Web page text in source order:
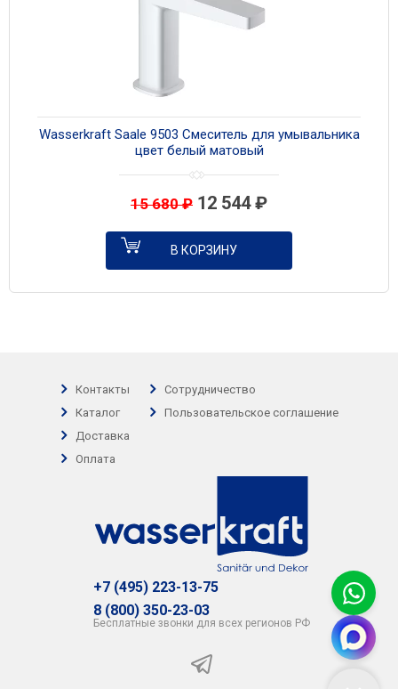
Wasserkraft Saale 9503 Смеситель для умывальника
цвет белый матовый
15 680₽ 12 544₽
В КОРЗИНУ
Контакты
Каталог
Доставка
Оплата
Сотрудничество
Пользовательское соглашение
+7 (495) 223-13-75
8 (800) 350-23-03
Бесплатные звонки для всех регионов РФ